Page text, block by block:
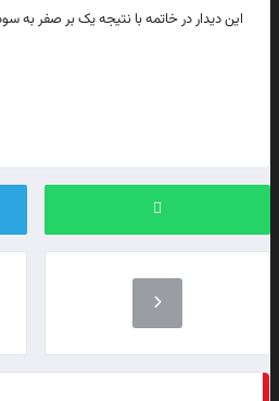
این دیدار در خاتمه با نتیجه یک بر صفر به